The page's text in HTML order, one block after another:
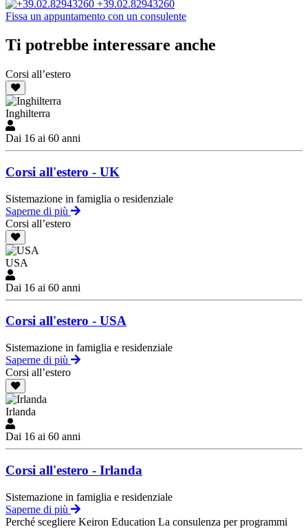
+39.02.82943260
Fissa un appuntamento con un consulente
Ti potrebbe interessare anche
Corsi all’estero
Inghilterra
Dai 16 ai 60 anni
Corsi all'estero - UK
Sistemazione in famiglia o residenziale
Saperne di più
Corsi all’estero
USA
Dai 16 ai 60 anni
Corsi all'estero - USA
Sistemazione in famiglia e residenziale
Saperne di più
Corsi all’estero
Irlanda
Dai 16 ai 60 anni
Corsi all'estero - Irlanda
Sistemazione in famiglia e residenziale
Saperne di più
Perché scegliere Keiron Education La consulenza per programmi